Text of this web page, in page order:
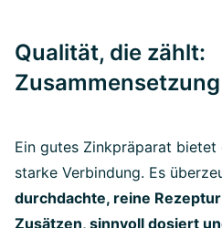
Qualität, die zählt:
Ein gutes Zinkpräparat bietet
starke Verbindung. Es
durchdachte, reine
Zusätzen, sinnvoll dosiert